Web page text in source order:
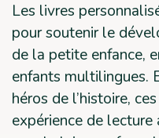
Les livres
pour soutenir le
de la petite enfance,
enfants multilingues.
héros de l’histoire,
expérience de